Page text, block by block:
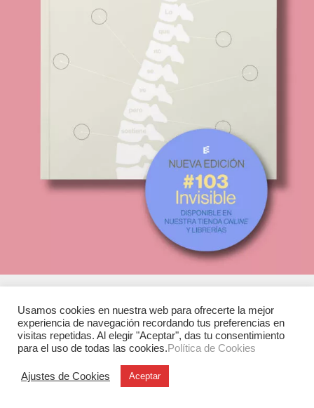
Experimenta
C/ Investigación, 7
28906 Getafe (Madrid)
T. +34 91 6846116
Usamos cookies en nuestra web para ofrecerte la mejor
experiencia de navegación recordando tus preferencias en
visitas repetidas. Al elegir "Aceptar", das tu consentimiento
para el uso de todas las cookies.Política de Cookies
Ajustes de Cookies Aceptar